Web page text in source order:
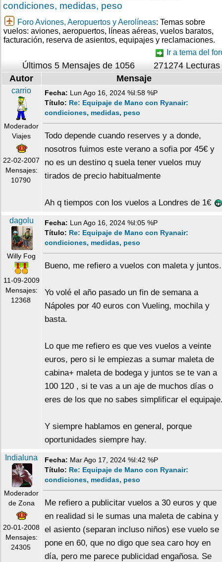
condiciones, medidas, peso
Foro Aviones, Aeropuertos y Aerolíneas: Temas sobre
vuelos: aviones, aeropuertos, líneas aéreas, vuelos baratos,
facturación, reserva de asientos, equipajes y reclamaciones.
Ir a tema del
Últimos 5 Mensajes de 1056
271274 Lecturas
Autor
Mensaje
carrio
Moderador
Viajes
22-02-2007
Mensajes:
10790
Fecha: Lun Ago 16, 2024 %I:58 %P
Título: Re: Equipaje de Mano con Ryanair:
condiciones, medidas, peso
Todo depende cuando reserves y a donde,
nosotros fuimos este verano a sofia por 45€ y
no es un destino q suela tener vuelos muy
tirados de precio habitualmente
Ah q tiempos con los vuelos a Londres de 1€
dagolu
Willy Fog
11-09-2009
Mensajes:
12368
Fecha: Lun Ago 16, 2024 %I:05 %P
Título: Re: Equipaje de Mano con Ryanair:
condiciones, medidas, peso
Bueno, me refiero a vuelos con maleta y juntos.
Yo volé el año pasado un fin de semana a
Nápoles por 40 euros con Vueling, mochila y
basta.
Lo que me refiero es que ves vuelos a veinte
euros, pero si le empiezas a sumar maleta de
cabina+ maleta de bodega y juntos se te van a
100 120 , si te vas a un aje de muchos días o
eres de los que no sabes simplificar el
Y siempre hablamos en general, porque
oportunidades siempre hay.
Indialuna
Moderador
de Zona
20-01-2008
Mensajes:
24305
Fecha: Mar Ago 17, 2024 %I:42 %P
Título: Re: Equipaje de Mano con Ryanair:
condiciones, medidas, peso
Me refiero a publicitar vuelos a 30 euros y que
en realidad si le sumas una maleta de cabina y
el asiento (separan incluso niños) ese vuelo se
pone en 60, que no digo que sea caro hoy en
día, pero me parece publicidad engañosa. Se